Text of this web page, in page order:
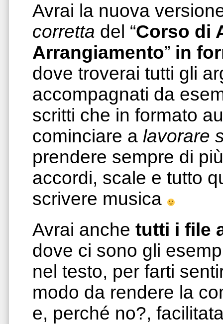
Avrai la nuova
corretta del “Corso di
Arrangiamento” in
dove troverai tutti gli
accompagnati da
scritti che in formato
cominciare a lavorare
prendere sempre di
accordi, scale e tutto
scrivere musica
Avrai anche tutti i file
dove ci sono gli
nel testo, per farti
modo da rendere la
e, perché no?,